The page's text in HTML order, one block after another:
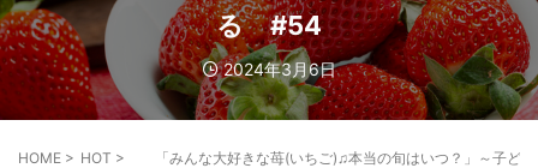
る #54
2024年3月6日
HOME > HOT > 「みんな大好きな苺(いちご)♫本当の旬はいつ？」～子